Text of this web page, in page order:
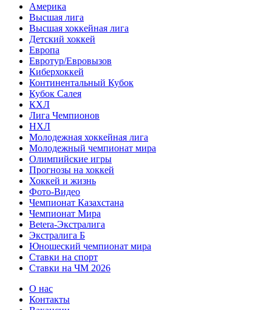
Америка
Высшая лига
Высшая хоккейная лига
Детский хоккей
Европа
Евротур/Евровызов
Киберхоккей
Континентальный Кубок
Кубок Салея
КХЛ
Лига Чемпионов
НХЛ
Молодежная хоккейная лига
Молодежный чемпионат мира
Олимпийские игры
Прогнозы на хоккей
Хоккей и жизнь
Фото-Видео
Чемпионат Казахстана
Чемпионат Мира
Betera-Экстралига
Экстралига Б
Юношеский чемпионат мира
Ставки на спорт
Ставки на ЧМ 2026
О нас
Контакты